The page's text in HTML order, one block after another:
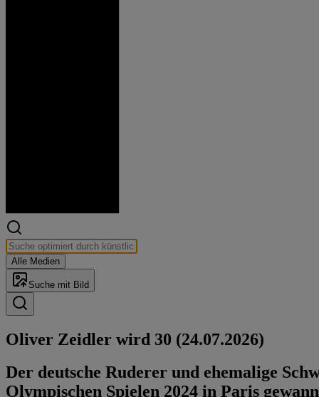
Alle Medien
Suche mit Bild
Oliver Zeidler wird 30 (24.07.2026)
Der deutsche Ruderer und ehemalige
Olympischen Spielen 2024 in Paris